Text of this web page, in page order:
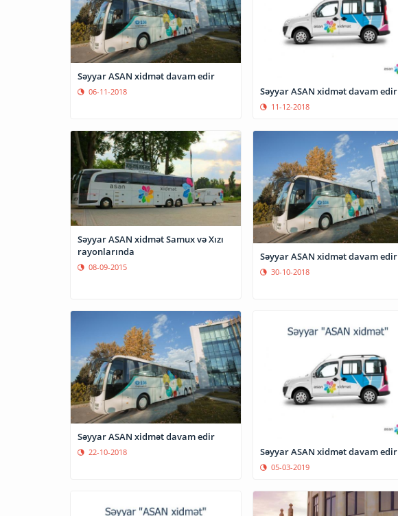
Səyyar ASAN xidmət davam edir
06-11-2018 Səyyar ASAN xidmət davam edir
11-12-2018
Səyyar ASAN xidmət Samux və Xızı
rayonlarında
08-09-2015
Səyyar ASAN xidmət davam edir
30-10-2018
Səyyar ASAN xidmət davam edir
22-10-2018 Səyyar ASAN xidmət davam edir
05-03-2019